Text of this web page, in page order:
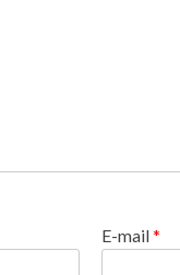
E-mail*